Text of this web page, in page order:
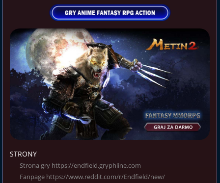
STRONY
Strona gry https://endfield.gryphline.com
Fanpage https://www.reddit.com/r/Endfield/new/